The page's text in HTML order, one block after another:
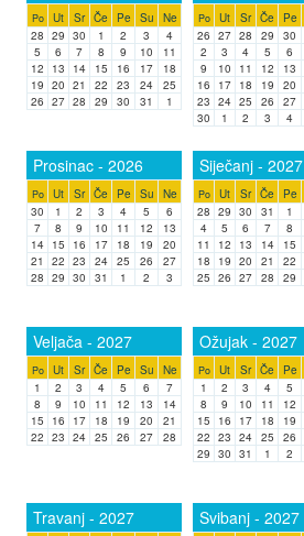
Po Ut Sr Če Pe Su
Ne
28 29 30 1 2 3
4
5
6 7 8 9 10
11
12
13 14 15 16 17
18
19 20 21 22 23 24
25
26 27 28 29 30 31 1
Po Ut Sr Če Pe
26 27 28 29 30
2
3 4 5 6
9
10 11 12 13
16
17 18 19 20
23 24 25 26 27
30
1 2 3 4
Prosinac - 2026
Po Ut Sr Če Pe Su
Ne
30
1 2 3 4 5
6
7
8 9 10 11 12
13
14 15 16 17 18 19
20
21
22 23 24 25 26
27
28 29 30 31 1 2 3
Siječanj - 2027
Po Ut Sr Če Pe
28 29 30 31 1
4
5 6 7 8
11
12 13 14 15
18
19 20 21 22
25 26 27 28 29
Veljača - 2027
Po Ut Sr Če Pe Su
Ne
1
2 3 4 5 6
7
8
9 10 11 12 13
14
15
16 17 18 19 20
21
22 23 24 25 26 27 28
Ožujak - 2027
Po Ut Sr Če Pe
1
2 3 4 5
8
9 10 11 12
15
16 17 18 19
22 23 24 25 26
29 30 31 1 2
Travanj - 2027 Svibanj - 2027